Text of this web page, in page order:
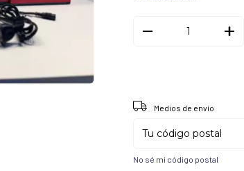
Entregas para el CP:
Medios de envío
No sé mi código postal